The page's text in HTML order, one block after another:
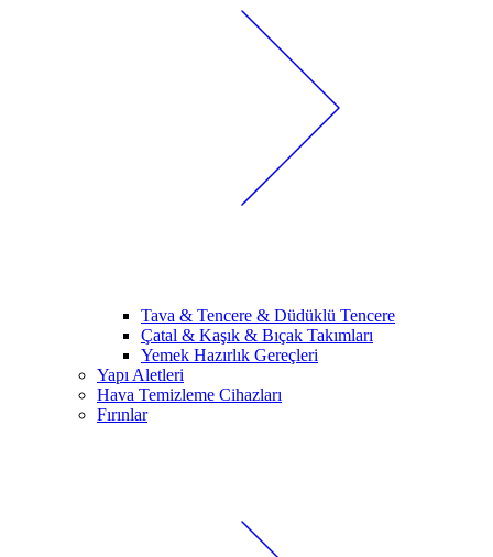
Tava & Tencere & Düdüklü Tencere
Çatal & Kaşık & Bıçak Takımları
Yemek Hazırlık Gereçleri
Yapı Aletleri
Hava Temizleme Cihazları
Fırınlar